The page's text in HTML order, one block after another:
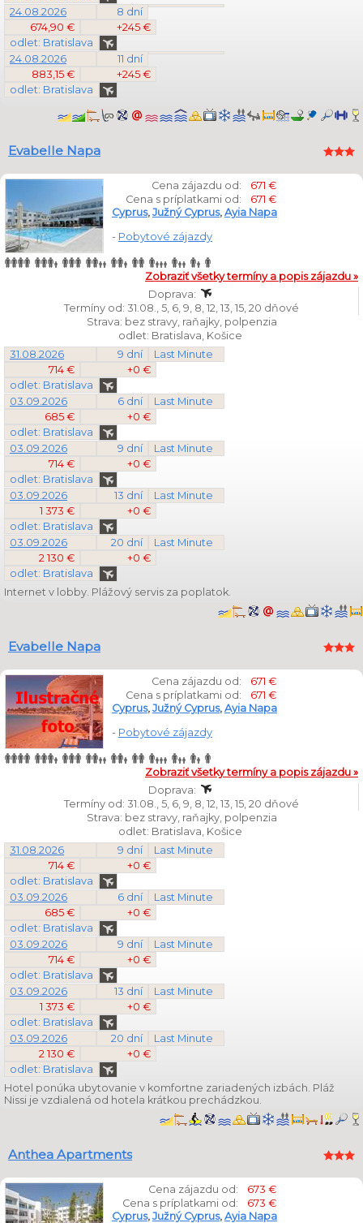
24.08.2026
8 dní
674,90 €
+245 €
odlet: Bratislava
24.08.2026
11 dní
883,15 €
+245 €
odlet: Bratislava
Evabelle Napa
Cena zájazdu od:
671 €
Cena s príplatkami od:
671 €
Cyprus, Južný Cyprus, Ayia Napa
- Pobytové zájazdy
Zobraziť všetky termíny a popis zájazdu »
Doprava:
Termíny od: 31.08., 5, 6, 9, 8, 12, 13, 15, 20 dňové
Strava: bez stravy, raňajky, polpenzia
odlet: Bratislava, Košice
31.08.2026
9 dní
Last Minute
714 €
+0 €
odlet: Bratislava
03.09.2026
6 dní
Last Minute
685 €
+0 €
odlet: Bratislava
03.09.2026
9 dní
Last Minute
714 €
+0 €
odlet: Bratislava
03.09.2026
13 dní
Last Minute
1 373 €
+0 €
odlet: Bratislava
03.09.2026
20 dní
Last Minute
2 130 €
+0 €
odlet: Bratislava
Internet v lobby. Plážový servis za poplatok.
Evabelle Napa
Cena zájazdu od:
671 €
Cena s príplatkami od:
671 €
Cyprus, Južný Cyprus, Ayia Napa
- Pobytové zájazdy
Zobraziť všetky termíny a popis zájazdu »
Doprava:
Termíny od: 31.08., 5, 6, 9, 8, 12, 13, 15, 20 dňové
Strava: bez stravy, raňajky, polpenzia
odlet: Bratislava, Košice
31.08.2026
9 dní
Last Minute
714 €
+0 €
odlet: Bratislava
03.09.2026
6 dní
Last Minute
685 €
+0 €
odlet: Bratislava
03.09.2026
9 dní
Last Minute
714 €
+0 €
odlet: Bratislava
03.09.2026
13 dní
Last Minute
1 373 €
+0 €
odlet: Bratislava
03.09.2026
20 dní
Last Minute
2 130 €
+0 €
odlet: Bratislava
Hotel ponúka ubytovanie v komfortne zariadených izbách. Pláž
Nissi je vzdialená od hotela krátkou prechádzkou.
Anthea Apartments
Cena zájazdu od:
673 €
Cena s príplatkami od:
673 €
Cyprus, Južný Cyprus, Ayia Napa